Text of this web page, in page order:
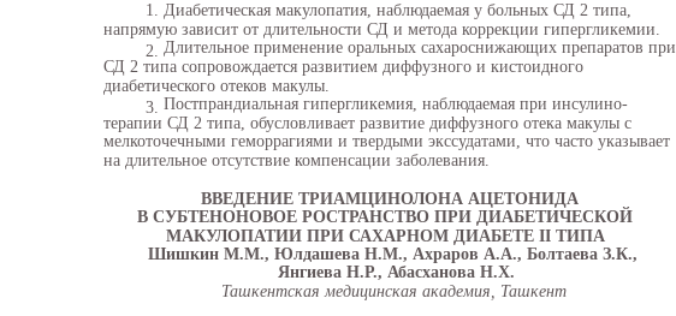
1. Диабетическая макулопатия, наблюдаемая у больных СД 2 типа,
напрямую зависит от длительности СД и метода коррекции гипергликемии.
2. Длительное применение оральных сахароснижающих препаратов при
СД 2 типа сопровождается развитием диффузного и кистоидного
диабетического отеков макулы.
3. Постпрандиальная гипергликемия, наблюдаемая при инсулино-
терапии СД 2 типа, обусловливает развитие диффузного отека макулы с
мелкоточечными геморрагиями и твердыми экссудатами, что часто указывает
на длительное отсутствие компенсации заболевания.
ВВЕДЕНИЕ ТРИАМЦИНОЛОНА АЦЕТОНИДА
В СУБТЕНОНОВОЕ РОСТРАНСТВО ПРИ ДИАБЕТИЧЕСКОЙ
МАКУЛОПАТИИ ПРИ САХАРНОМ ДИАБЕТЕ II ТИПА
Шишкин М.М., Юлдашева Н.М., Ахраров А.А., Болтаева З.К.,
Янгиева Н.Р., Абасханова Н.Х.
Ташкентская медицинская академия, Ташкент